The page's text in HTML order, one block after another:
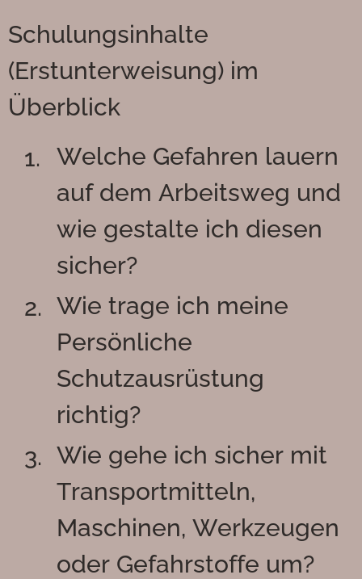
Schulungsinhalte
(Erstunterweisung) im
Überblick
Welche Gefahren lauern
auf dem Arbeitsweg und
wie gestalte ich diesen
sicher?
Wie trage ich meine
Persönliche
Schutzausrüstung
richtig?
Wie gehe ich sicher mit
Transportmitteln,
Maschinen, Werkzeugen
oder Gefahrstoffe um?